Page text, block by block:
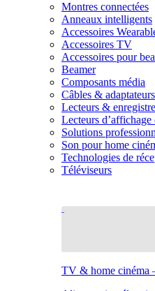
Montres connectées
Anneaux intelligents
Accessoires
Accessoires TV
Accessoires pour
Beamer
Composants média
Câbles &
Lecteurs &
Lecteurs
Solutions
Son pour home
Technologies de
Téléviseurs
TV & home cinéma